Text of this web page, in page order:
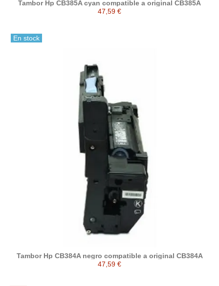
Tambor Hp CB385A cyan compatible a original CB385A
47,59 €
En stock
Tambor Hp CB384A negro compatible a original CB384A
47,59 €